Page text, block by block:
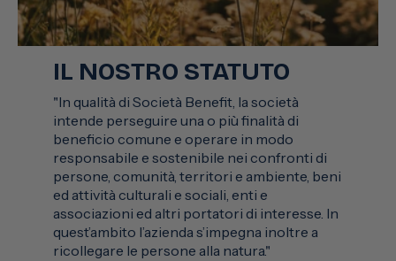
IL NOSTRO STATUTO
"In qualità di Società Benefit, la società
intende perseguire una o più finalità di
beneficio comune e operare in modo
responsabile e sostenibile nei confronti di
persone, comunità, territori e ambiente, beni
ed attività culturali e sociali, enti e
associazioni ed altri portatori di interesse. In
quest’ambito l’azienda s’impegna inoltre a
ricollegare le persone alla natura."